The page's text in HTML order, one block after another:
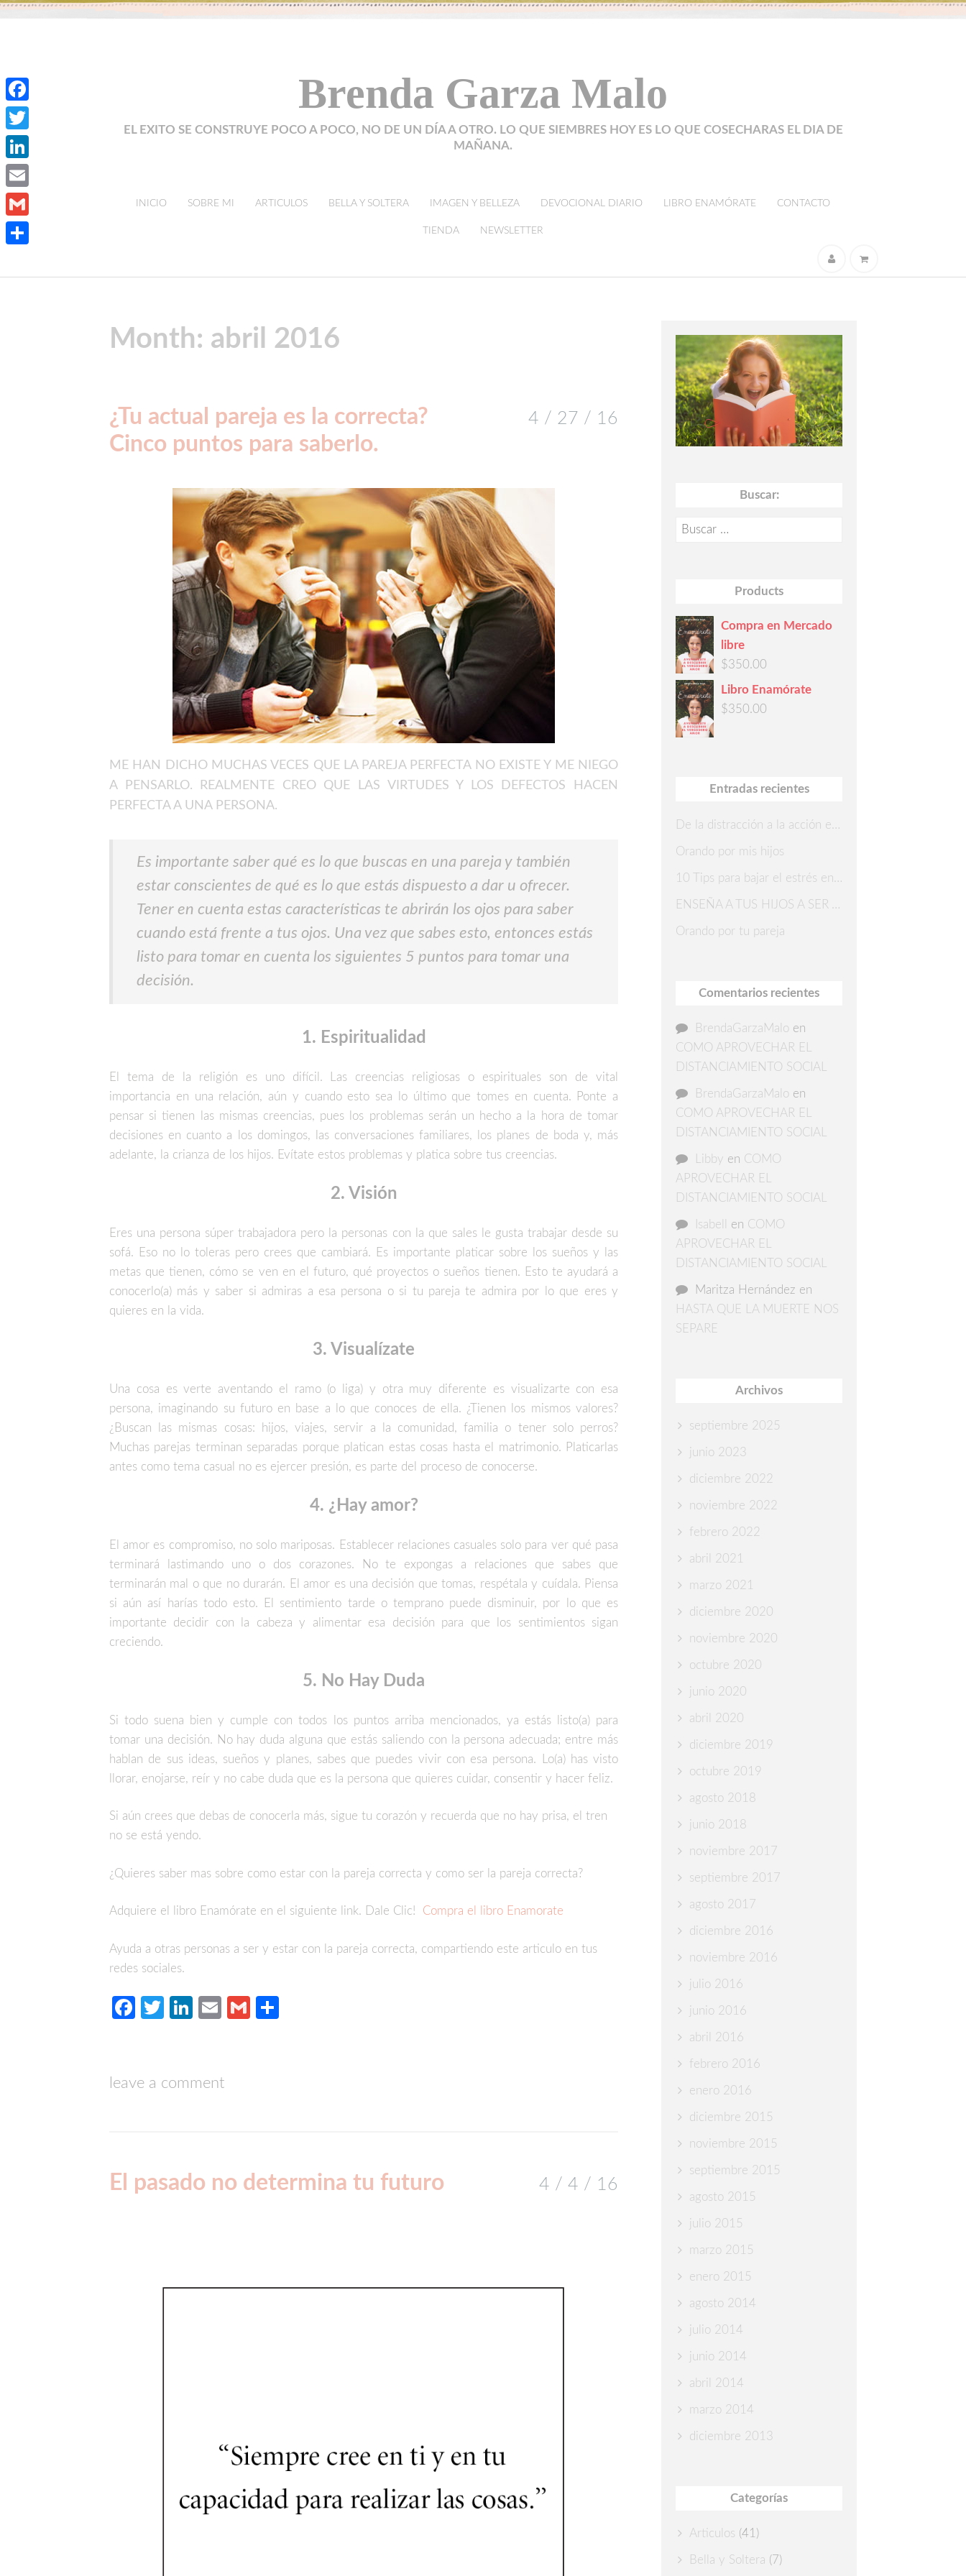
Brenda Garza Malo
EL EXITO SE CONSTRUYE POCO A POCO, NO DE UN DÍA A OTRO. LO QUE SIEMBRES HOY ES LO QUE COSECHARAS EL DIA DE
MAÑANA.
skip to content
INICIO SOBRE MI ARTICULOS BELLA Y SOLTERA IMAGEN Y BELLEZA DEVOCIONAL DIARIO LIBRO ENAMÓRATE CONTACTO
TIENDA NEWSLETTER
Month: abril 2016
¿Tu actual pareja es la correcta?
Cinco puntos para saberlo.
4 / 27 / 16
ME HAN DICHO MUCHAS VECES QUE LA PAREJA PERFECTA NO EXISTE Y ME NIEGO
A PENSARLO. REALMENTE CREO QUE LAS VIRTUDES Y LOS DEFECTOS HACEN
PERFECTA A UNA PERSONA.
Es importante saber qué es lo que buscas en una pareja y también
estar conscientes de qué es lo que estás dispuesto a dar u ofrecer.
Tener en cuenta estas características te abrirán los ojos para saber
cuando está frente a tus ojos. Una vez que sabes esto, entonces estás
listo para tomar en cuenta los siguientes 5 puntos para tomar una
decisión.
1. Espiritualidad
El tema de la religión es uno difícil. Las creencias religiosas o espirituales son de vital
importancia en una relación, aún y cuando esto sea lo último que tomes en cuenta. Ponte a
pensar si tienen las mismas creencias, pues los problemas serán un hecho a la hora de tomar
decisiones en cuanto a los domingos, las conversaciones familiares, los planes de boda y, más
adelante, la crianza de los hijos. Evítate estos problemas y platica sobre tus creencias.
2. Visión
Eres una persona súper trabajadora pero la personas con la que sales le gusta trabajar desde su
sofá. Eso no lo toleras pero crees que cambiará. Es importante platicar sobre los sueños y las
metas que tienen, cómo se ven en el futuro, qué proyectos o sueños tienen. Esto te ayudará a
conocerlo(a) más y saber si admiras a esa persona o si tu pareja te admira por lo que eres y
quieres en la vida.
3. Visualízate
Una cosa es verte aventando el ramo (o liga) y otra muy diferente es visualizarte con esa
persona, imaginando su futuro en base a lo que conoces de ella. ¿Tienen los mismos valores?
¿Buscan las mismas cosas: hijos, viajes, servir a la comunidad, familia o tener solo perros?
Muchas parejas terminan separadas porque platican estas cosas hasta el matrimonio. Platicarlas
antes como tema casual no es ejercer presión, es parte del proceso de conocerse.
4. ¿Hay amor?
El amor es compromiso, no solo mariposas. Establecer relaciones casuales solo para ver qué pasa
terminará lastimando uno o dos corazones. No te expongas a relaciones que sabes que
terminarán mal o que no durarán. El amor es una decisión que tomas, respétala y cuídala. Piensa
si aún así harías todo esto. El sentimiento tarde o temprano puede disminuir, por lo que es
importante decidir con la cabeza y alimentar esa decisión para que los sentimientos sigan
creciendo.
5. No Hay Duda
Si todo suena bien y cumple con todos los puntos arriba mencionados, ya estás listo(a) para
tomar una decisión. No hay duda alguna que estás saliendo con la persona adecuada; entre más
hablan de sus ideas, sueños y planes, sabes que puedes vivir con esa persona. Lo(a) has visto
llorar, enojarse, reír y no cabe duda que es la persona que quieres cuidar, consentir y hacer feliz.
Si aún crees que debas de conocerla más, sigue tu corazón y recuerda que no hay prisa, el tren
no se está yendo.
¿Quieres saber mas sobre como estar con la pareja correcta y como ser la pareja correcta?
Adquiere el libro Enamórate en el siguiente link. Dale Clic! Compra el libro Enamorate
Ayuda a otras personas a ser y estar con la pareja correcta, compartiendo este articulo en tus
redes sociales.
Facebook
TwitterLinkedIn
EmailGmail
leave a comment
El pasado no determina tu futuro 4 / 4 / 16
Buscar:
Buscar:
Products
Compra en Mercado
libre
$350.00
Libro Enamórate
$350.00
Entradas recientes
De la distracción a la acción en 7 pasos
Orando por mis hijos
10 Tips para bajar el estrés en Navidad
ENSEÑA A TUS HIJOS A SER AGRADECIDOS
Orando por tu pareja
Comentarios recientes
BrendaGarzaMalo en
COMO APROVECHAR EL
DISTANCIAMIENTO SOCIAL
BrendaGarzaMalo en
COMO APROVECHAR EL
DISTANCIAMIENTO SOCIAL
Libby en COMO
APROVECHAR EL
DISTANCIAMIENTO SOCIAL
Isabell en COMO
APROVECHAR EL
DISTANCIAMIENTO SOCIAL
Maritza Hernández en
HASTA QUE LA MUERTE NOS
SEPARE
Archivos
septiembre 2025
junio 2023
diciembre 2022
noviembre 2022
febrero 2022
abril 2021
marzo 2021
diciembre 2020
noviembre 2020
octubre 2020
junio 2020
abril 2020
diciembre 2019
octubre 2019
agosto 2018
junio 2018
noviembre 2017
septiembre 2017
agosto 2017
diciembre 2016
noviembre 2016
julio 2016
junio 2016
abril 2016
febrero 2016
enero 2016
diciembre 2015
noviembre 2015
septiembre 2015
agosto 2015
julio 2015
marzo 2015
enero 2015
agosto 2014
julio 2014
junio 2014
abril 2014
marzo 2014
diciembre 2013
Categorías
Articulos (41)
Bella y Soltera (7)
Facebook
Twitter
LinkedIn
Email
Gmail